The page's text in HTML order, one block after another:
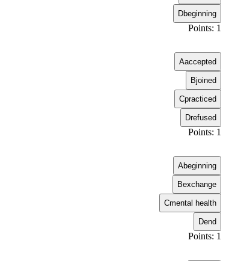
Dbeginning
Points: 1
Aaccepted
Bjoined
Cpracticed
Drefused
Points: 1
Abeginning
Bexchange
Cmental health
Dend
Points: 1